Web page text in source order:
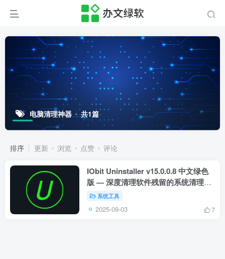
电脑清理神器 共1篇
排序 更新 浏览 点赞 评论
IObit Uninstaller v15.0.0.8 中文绿色
版 — 深度清理软件残留的系统清理大
师 系统工具
2025-09-03 7